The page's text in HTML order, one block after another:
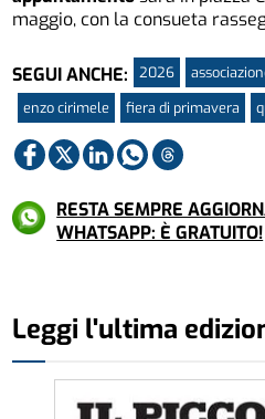
maggio, con la consueta
SEGUI ANCHE: 2026
enzo cirimele
fiera di primavera
RESTA SEMPRE
WHATSAPP: È GRATUITO!
Leggi l'ultima